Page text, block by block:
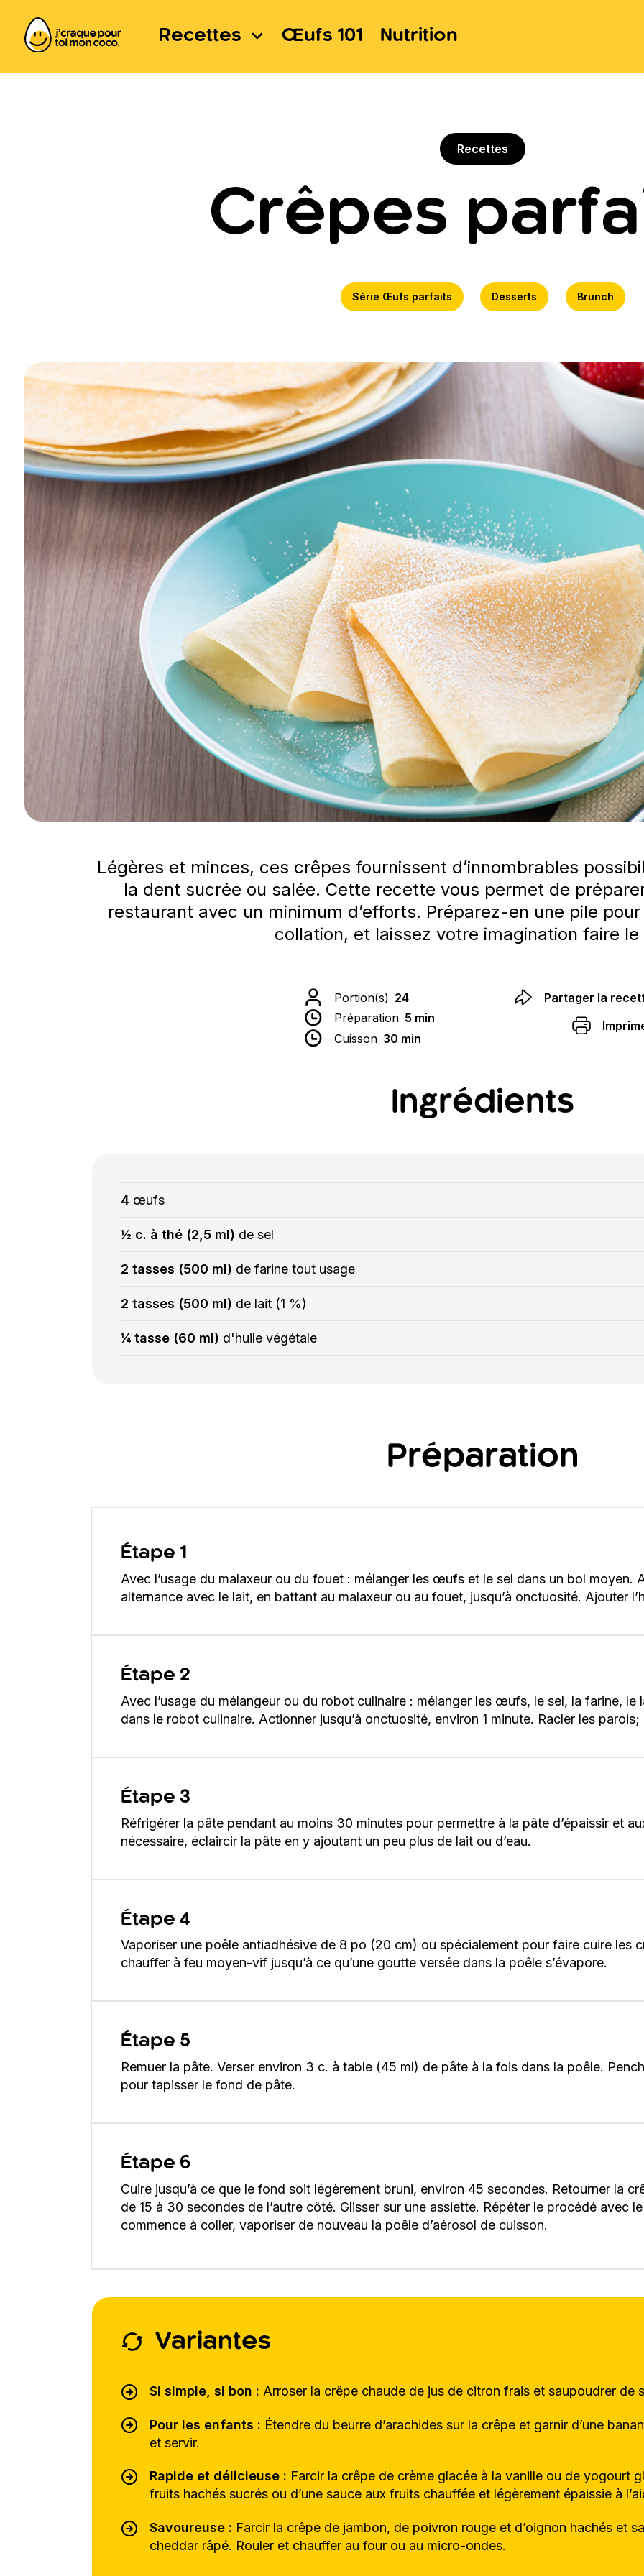
Recettes Œufs 101 Nutrition
Recettes
Crêpes
Série Œufs parfaits Desserts Brunch
Légères et minces, ces crêpes fournissent d’innombrables
la dent sucrée ou salée. Cette recette vous permet de
restaurant avec un minimum d’efforts. Préparez-en une pile
collation, et laissez votre imagination faire le
Portion(s) 24
Préparation 5 min
Cuisson 30 min
Partager la
Ingrédients
4 œufs
½ c. à thé (2,5 ml) de sel
2 tasses (500 ml) de farine tout usage
2 tasses (500 ml) de lait (1 %)
¼ tasse (60 ml) d'huile végétale
Préparation
Étape 1
Avec l’usage du malaxeur ou du fouet : mélanger les œufs et le sel dans un bol moyen.
alternance avec le lait, en battant au malaxeur ou au fouet, jusqu’à onctuosité. Ajouter
Étape 2
Avec l’usage du mélangeur ou du robot culinaire : mélanger les œufs, le sel, la farine, le
dans le robot culinaire. Actionner jusqu’à onctuosité, environ 1 minute. Racler les
Étape 3
Réfrigérer la pâte pendant au moins 30 minutes pour permettre à la pâte d’épaissir et
nécessaire, éclaircir la pâte en y ajoutant un peu plus de lait ou d’eau.
Étape 4
Vaporiser une poêle antiadhésive de 8 po (20 cm) ou spécialement pour faire cuire les
chauffer à feu moyen-vif jusqu’à ce qu’une goutte versée dans la poêle s’évapore.
Étape 5
Remuer la pâte. Verser environ 3 c. à table (45 ml) de pâte à la fois dans la poêle.
pour tapisser le fond de pâte.
Étape 6
Cuire jusqu’à ce que le fond soit légèrement bruni, environ 45 secondes. Retourner la
de 15 à 30 secondes de l’autre côté. Glisser sur une assiette. Répéter le procédé avec
commence à coller, vaporiser de nouveau la poêle d’aérosol de cuisson.
Variantes
Si simple, si bon : Arroser la crêpe chaude de jus de citron frais et saupoudrer de
Pour les enfants : Étendre du beurre d’arachides sur la crêpe et garnir d’une
et servir.
Rapide et délicieuse : Farcir la crêpe de crème glacée à la vanille ou de yogourt
fruits hachés sucrés ou d’une sauce aux fruits chauffée et légèrement épaissie à
Savoureuse : Farcir la crêpe de jambon, de poivron rouge et d’oignon hachés et
cheddar râpé. Rouler et chauffer au four ou au micro-ondes.